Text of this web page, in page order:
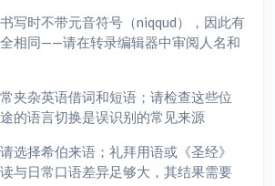
写时不带元音符号（niqqud），因此有
相同——请在转录编辑器中审阅人名和
夹杂英语借词和短语；请检查这些位
的语言切换是误识别的常见来源
选择希伯来语；礼拜用语或《圣经》
与日常口语差异足够大，其结果需要